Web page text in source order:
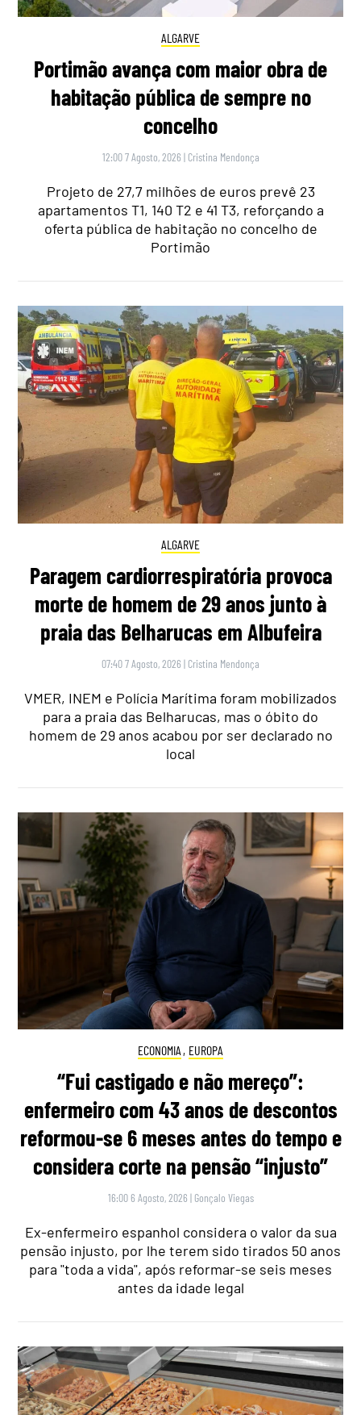
ALGARVE
Portimão avança com maior obra de
habitação pública de sempre no
concelho
12:00 7 Agosto, 2026 | Cristina Mendonça
Projeto de 27,7 milhões de euros prevê 23
apartamentos T1, 140 T2 e 41 T3, reforçando a
oferta pública de habitação no concelho de
Portimão
ALGARVE
Paragem cardiorrespiratória provoca
morte de homem de 29 anos junto à
praia das Belharucas em Albufeira
07:40 7 Agosto, 2026 | Cristina Mendonça
VMER, INEM e Polícia Marítima foram mobilizados
para a praia das Belharucas, mas o óbito do
homem de 29 anos acabou por ser declarado no
local
ECONOMIA , EUROPA
“Fui castigado e não mereço”:
enfermeiro com 43 anos de descontos
reformou-se 6 meses antes do tempo e
considera corte na pensão “injusto”
16:00 6 Agosto, 2026 | Gonçalo Viegas
Ex-enfermeiro espanhol considera o valor da sua
pensão injusto, por lhe terem sido tirados 50 anos
para "toda a vida", após reformar-se seis meses
antes da idade legal